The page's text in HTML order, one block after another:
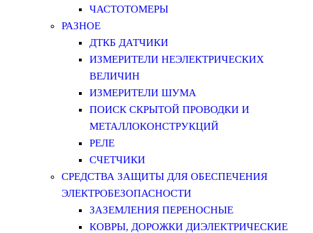
ЧАСТОТОМЕРЫ
РАЗНОЕ
ДТКБ ДАТЧИКИ
ИЗМЕРИТЕЛИ НЕЭЛЕКТРИЧЕСКИХ
ВЕЛИЧИН
ИЗМЕРИТЕЛИ ШУМА
ПОИСК СКРЫТОЙ ПРОВОДКИ И
МЕТАЛЛОКОНСТРУКЦИЙ
РЕЛЕ
СЧЕТЧИКИ
СРЕДСТВА ЗАЩИТЫ ДЛЯ ОБЕСПЕЧЕНИЯ
ЭЛЕКТРОБЕЗОПАСНОСТИ
ЗАЗЕМЛЕНИЯ ПЕРЕНОСНЫЕ
КОВРЫ, ДОРОЖКИ ДИЭЛЕКТРИЧЕСКИЕ